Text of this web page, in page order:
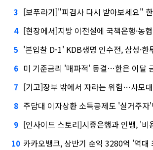
3 [보푸라기]"피검사 다시 받아보세요" 한마디에
4 [현장에서]지방 이전설에 국책은행·농협 '행동파
5 '본입찰 D-1' KDB생명 인수전, 삼성·한
6 미 기준금리 '매파적' 동결…한은 이달
7 [기고]장부 밖에서 자라는 위험…사모
8 주담대 이자상환 소득공제도 '실거주자
9 [인사이드 스토리]시중은행과 인뱅, '비용효율
10 카카오뱅크, 상반기 순익 3280억 '역대 최대'…"캐